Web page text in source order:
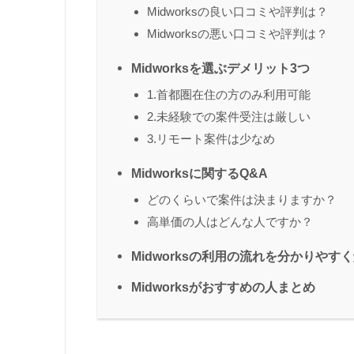
Midworksの良い口コミや評判は？
Midworksの悪い口コミや評判は？
Midworksを選ぶデメリット3つ
1.首都圏在住の方のみ利用可能
2.未経験での案件受注は厳しい
3.リモート案件は少なめ
Midworksに関するQ&A
どのくらいで案件は決まりますか？
高単価の人はどんな人ですか？
Midworksの利用の流れを分かりやす
Midworksがおすすめの人まとめ